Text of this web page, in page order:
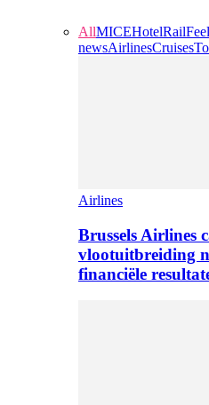
AllMICEHotelRail
newsAirlinesCruises
Airlines
Brussels Airlines
vlootuitbreiding
financiële